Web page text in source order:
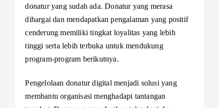
donatur yang sudah ada. Donatur yang merasa
dihargai dan mendapatkan pengalaman yang positif
cenderung memiliki tingkat loyalitas yang lebih
tinggi serta lebih terbuka untuk mendukung
program-program berikutnya.
Pengelolaan donatur digital menjadi solusi yang
membantu organisasi menghadapi tantangan